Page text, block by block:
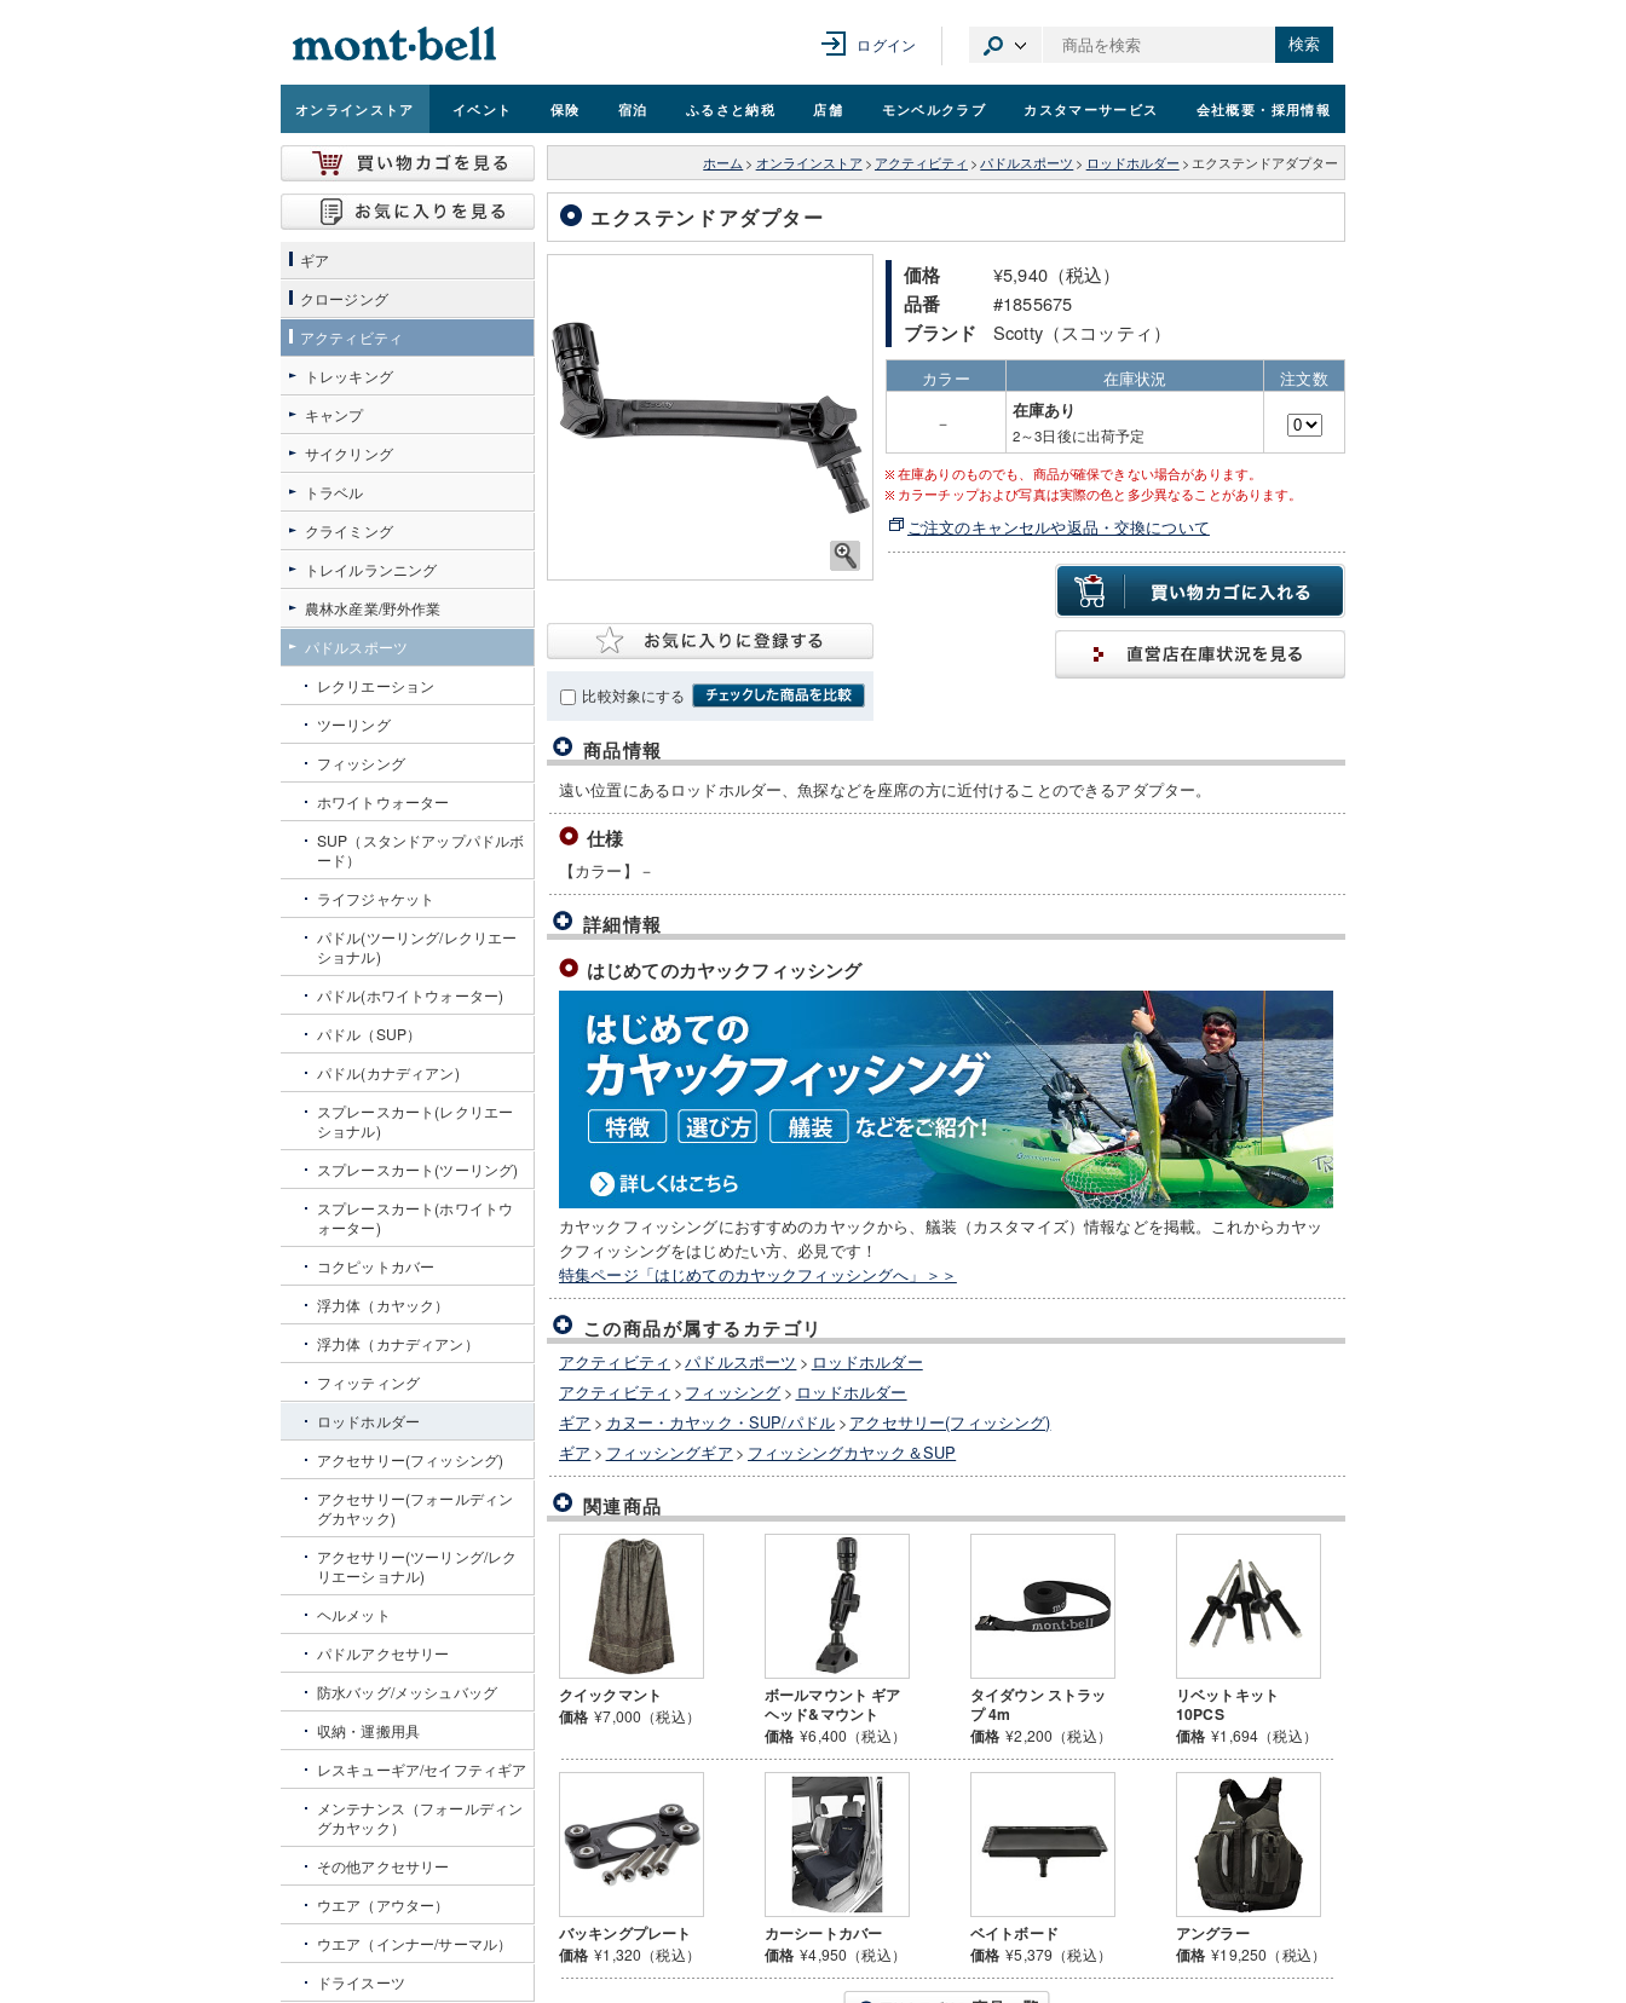
ログイン 検索
オンラインストア イベント 保険 宿泊 ふるさと納税 店舗 モンベルクラブ カスタマーサービス 会社概要 ・採用情報
ホーム > オンラインストア > アクティビティ > パドルスポーツ > ロッドホルダー > エクステンドアダプター
エクステンドアダプター
比較対象にする
価格 ¥5,940（税込）
品番 #1855675
ブランド Scotty（スコッティ）
カラー 在庫状況
注文数
－
在庫あり
2～3日後に出荷予定
在庫ありのものでも、商品が確保できない場合があります。
カラーチップおよび写真は実際の色と多少異なることがあります。
ご注文のキャンセルや返品・交換について
商品情報
遠い位置にあるロッドホルダー、魚探などを座席の方に近付けることのできるアダプター。
仕様
【カラー】－
詳細情報
はじめてのカヤックフィッシング
カヤックフィッシングにおすすめのカヤックから、艤装（カスタマイズ）情報などを掲載。これからカヤッ
クフィッシングをはじめたい方、必見です！
特集ページ「はじめてのカヤックフィッシングへ」＞＞
この商品が属するカテゴリ
アクティビティ >パドルスポーツ > ロッドホルダー
アクティビティ > フィッシング > ロッドホルダー
ギア > カヌー・カヤック・SUP/パドル > アクセサリー(フィッシング)
ギア > フィッシングギア > フィッシングカヤック＆SUP
関連商品
クイックマント
価格 ¥7,000（税込）
ボールマウント ギア
ヘッド&マウント
価格 ¥6,400（税込）
タイダウン ストラッ
プ 4m
価格 ¥2,200（税込）
リベットキット
10PCS
価格 ¥1,694（税込）
バッキングプレート
価格 ¥1,320（税込）
カーシートカバー
価格 ¥4,950（税込）
ベイトボード
価格 ¥5,379（税込）
アングラー
価格 ¥19,250（税込）
ギア
クロージング
アクティビティ
トレッキング
キャンプ
サイクリング
トラベル
クライミング
トレイルランニング
農林水産業/野外作業
パドルスポーツ
レクリエーション
ツーリング
フィッシング
ホワイトウォーター
SUP（スタンドアップパドルボ
ード）
ライフジャケット
パドル(ツーリング/レクリエー
ショナル)
パドル(ホワイトウォーター)
パドル（SUP）
パドル(カナディアン)
スプレースカート(レクリエー
ショナル)
スプレースカート(ツーリング)
スプレースカート(ホワイトウ
ォーター)
コクピットカバー
浮力体（カヤック）
浮力体（カナディアン）
フィッティング
ロッドホルダー
アクセサリー(フィッシング)
アクセサリー(フォールディン
グカヤック)
アクセサリー(ツーリング/レク
リエーショナル)
ヘルメット
パドルアクセサリー
防水バッグ/メッシュバッグ
収納・運搬用具
レスキューギア/セイフティギア
メンテナンス（フォールディン
グカヤック）
その他アクセサリー
ウエア（アウター）
ウエア（インナー/サーマル）
ドライスーツ